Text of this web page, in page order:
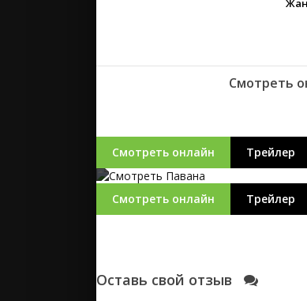
Смотреть
Смотреть онлайн Трейлер
Смотреть онлайн Трейлер
Оставь свой отзыв